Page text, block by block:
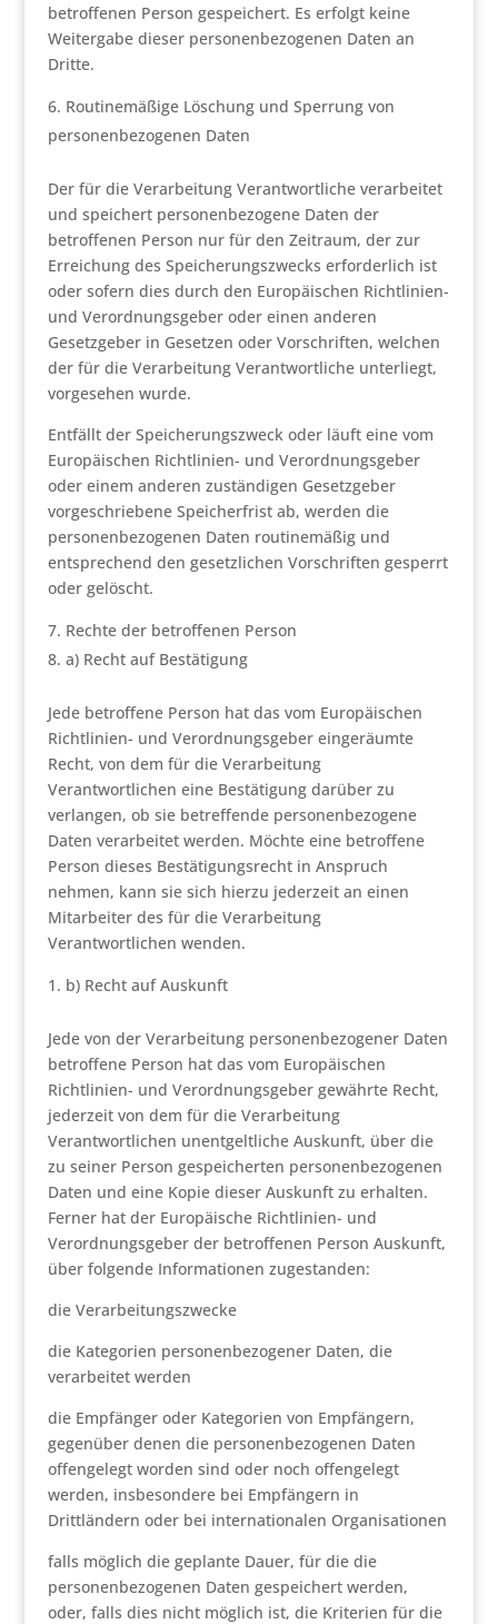
betroffenen Person gespeichert. Es erfolgt keine
Weitergabe dieser personenbezogenen Daten an
Dritte.
Routinemäßige Löschung und Sperrung von
personenbezogenen Daten
Der für die Verarbeitung Verantwortliche verarbeitet
und speichert personenbezogene Daten der
betroffenen Person nur für den Zeitraum, der zur
Erreichung des Speicherungszwecks erforderlich ist
oder sofern dies durch den Europäischen Richtlinien-
und Verordnungsgeber oder einen anderen
Gesetzgeber in Gesetzen oder Vorschriften, welchen
der für die Verarbeitung Verantwortliche unterliegt,
vorgesehen wurde.
Entfällt der Speicherungszweck oder läuft eine vom
Europäischen Richtlinien- und Verordnungsgeber
oder einem anderen zuständigen Gesetzgeber
vorgeschriebene Speicherfrist ab, werden die
personenbezogenen Daten routinemäßig und
entsprechend den gesetzlichen Vorschriften gesperrt
oder gelöscht.
Rechte der betroffenen Person
a) Recht auf Bestätigung
Jede betroffene Person hat das vom Europäischen
Richtlinien- und Verordnungsgeber eingeräumte
Recht, von dem für die Verarbeitung
Verantwortlichen eine Bestätigung darüber zu
verlangen, ob sie betreffende personenbezogene
Daten verarbeitet werden. Möchte eine betroffene
Person dieses Bestätigungsrecht in Anspruch
nehmen, kann sie sich hierzu jederzeit an einen
Mitarbeiter des für die Verarbeitung
Verantwortlichen wenden.
b) Recht auf Auskunft
Jede von der Verarbeitung personenbezogener Daten
betroffene Person hat das vom Europäischen
Richtlinien- und Verordnungsgeber gewährte Recht,
jederzeit von dem für die Verarbeitung
Verantwortlichen unentgeltliche Auskunft, über die
zu seiner Person gespeicherten personenbezogenen
Daten und eine Kopie dieser Auskunft zu erhalten.
Ferner hat der Europäische Richtlinien- und
Verordnungsgeber der betroffenen Person Auskunft,
über folgende Informationen zugestanden:
die Verarbeitungszwecke
die Kategorien personenbezogener Daten, die
verarbeitet werden
die Empfänger oder Kategorien von Empfängern,
gegenüber denen die personenbezogenen Daten
offengelegt worden sind oder noch offengelegt
werden, insbesondere bei Empfängern in
Drittländern oder bei internationalen Organisationen
falls möglich die geplante Dauer, für die die
personenbezogenen Daten gespeichert werden,
oder, falls dies nicht möglich ist, die Kriterien für die